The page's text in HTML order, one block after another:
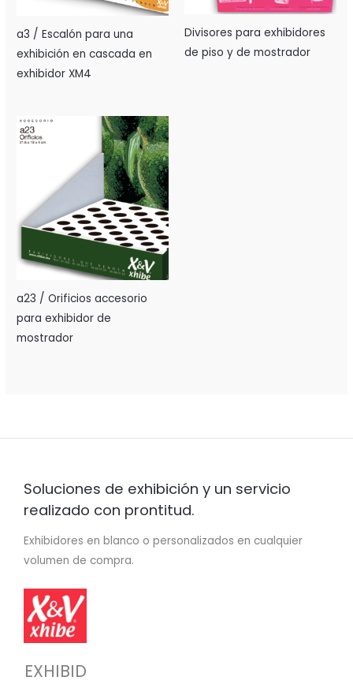
a3 / Escalón para una
exhibición en cascada en
exhibidor XM4
Divisores para exhibidores
de piso y de mostrador
a23 / Orificios accesorio
para exhibidor de
mostrador
Soluciones de exhibición y un servicio
realizado con prontitud.
Exhibidores en blanco o personalizados en cualquier
volumen de compra.
EXHIBID